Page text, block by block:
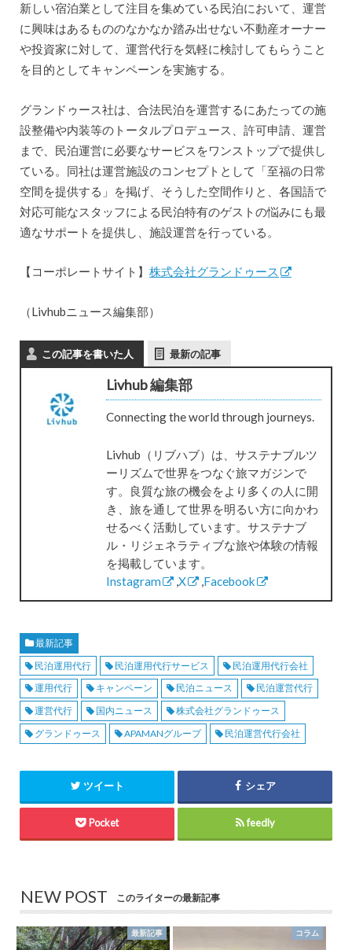
新しい宿泊業として注目を集めている民泊において、運営
に興味はあるもののなかなか踏み出せない不動産オーナー
や投資家に対して、運営代行を気軽に検討してもらうこと
を目的としてキャンペーンを実施する。
グランドゥース社は、合法民泊を運営するにあたっての施
設整備や内装等のトータルプロデュース、許可申請、運営
まで、民泊運営に必要なサービスをワンストップで提供し
ている。同社は運営施設のコンセプトとして「至福の日常
空間を提供する」を掲げ、そうした空間作りと、各国語で
対応可能なスタッフによる民泊特有のゲストの悩みにも最
適なサポートを提供し、施設運営を行っている。
【コーポレートサイト】 株式会社グランドゥース
（Livhubニュース編集部）
この記事を書いた人 最新の記事
Livhub 編集部
Connecting the world through journeys.
Livhub（リブハブ）は、サステナブルツ
ーリズムで世界をつなぐ旅マガジンで
す。良質な旅の機会をより多くの人に開
き、旅を通して世界を明るい方に向かわ
せるべく活動しています。サステナブ
ル・リジェネラティブな旅や体験の情報
を掲載しています。
Instagram
,X ,Facebook
最新記事
民泊運用代行
民泊運用代行サービス
民泊運用代行会社
運用代行
キャンペーン 民泊ニュース
民泊運営代行
運営代行
国内ニュース
株式会社グランドゥース
グランドゥース
APAMANグループ 民泊運営代行会社
ツイート シェア
Pocket feedly
NEW POST このライターの最新記事
最新記事 コラム